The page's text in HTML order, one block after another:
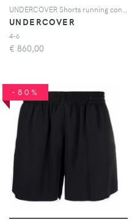
UNDERCOVER
4-6
€ 860,00
-80%